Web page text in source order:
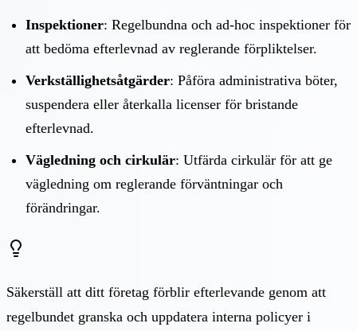
Inspektioner: Regelbundna och ad-hoc inspektioner för
att bedöma efterlevnad av reglerande förpliktelser.
Verkställighetsåtgärder: Påföra administrativa böter,
suspendera eller återkalla licenser för bristande
efterlevnad.
Vägledning och cirkulär: Utfärda cirkulär för att ge
vägledning om reglerande förväntningar och
förändringar.
Säkerställ att ditt företag förblir efterlevande genom att
regelbundet granska och uppdatera interna policyer i